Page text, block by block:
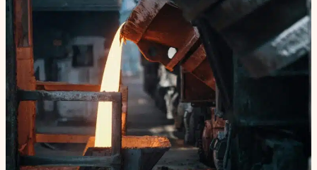
Kunstig intelligens
Infrastruktur
BitCoin
EU-Kommisjonen
Grønt skifte
Personvernerklæring
Annonsepolicy
Brukervilkår
Cookiepolicy
Retningslinjer for rettelser
Redaksjonell policy